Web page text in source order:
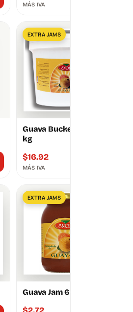
MÁS IVA
EXTRA JAMS
Guava Bucket Jam 4.8
kg
$16.92
MÁS IVA
EXTRA JAMS
Guava Jam 600g